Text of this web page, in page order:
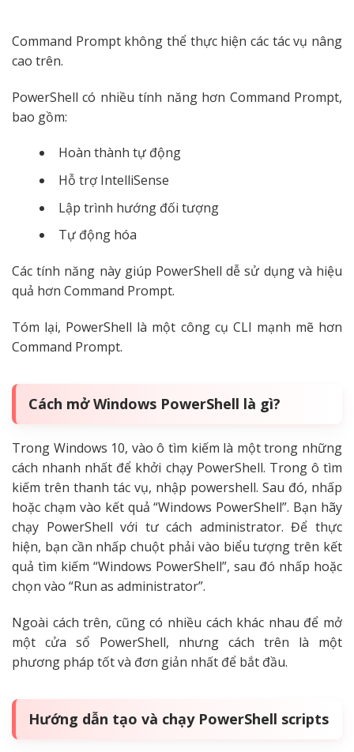
Command Prompt không thể thực hiện các tác vụ nâng
cao trên.
PowerShell có nhiều tính năng hơn Command Prompt,
bao gồm:
Hoàn thành tự động
Hỗ trợ IntelliSense
Lập trình hướng đối tượng
Tự động hóa
Các tính năng này giúp PowerShell dễ sử dụng và hiệu
quả hơn Command Prompt.
Tóm lại, PowerShell là một công cụ CLI mạnh mẽ hơn
Command Prompt.
Cách mở Windows PowerShell là gì?
Trong Windows 10, vào ô tìm kiếm là một trong những
cách nhanh nhất để khởi chạy PowerShell. Trong ô tìm
kiếm trên thanh tác vụ, nhập powershell. Sau đó, nhấp
hoặc chạm vào kết quả “Windows PowerShell”. Bạn hãy
chạy PowerShell với tư cách administrator. Để thực
hiện, bạn cần nhấp chuột phải vào biểu tượng trên kết
quả tìm kiếm “Windows PowerShell”, sau đó nhấp hoặc
chọn vào “Run as administrator”.
Ngoài cách trên, cũng có nhiều cách khác nhau để mở
một cửa sổ PowerShell, nhưng cách trên là một
phương pháp tốt và đơn giản nhất để bắt đầu.
Hướng dẫn tạo và chạy PowerShell scripts